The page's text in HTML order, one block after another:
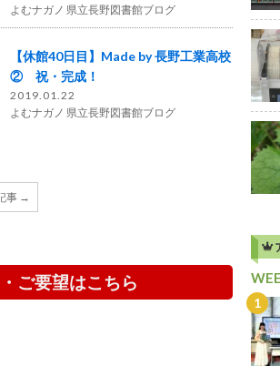
よむナガノ 県立長野図書館ブログ
【休館40日目】Made by 長野工業高校
② 祝・完成！
2019.01.22
よむナガノ 県立長野図書館ブログ
事 →
ご要望はこちら